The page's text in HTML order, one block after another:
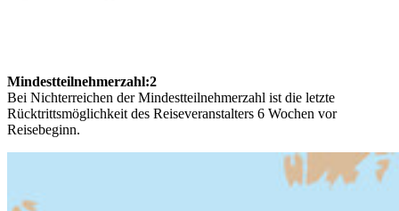
Mindestteilnehmerzahl:2
Bei Nichterreichen der Mindestteilnehmerzahl ist die letzte
Rücktrittsmöglichkeit des Reiseveranstalters 6 Wochen vor
Reisebeginn.